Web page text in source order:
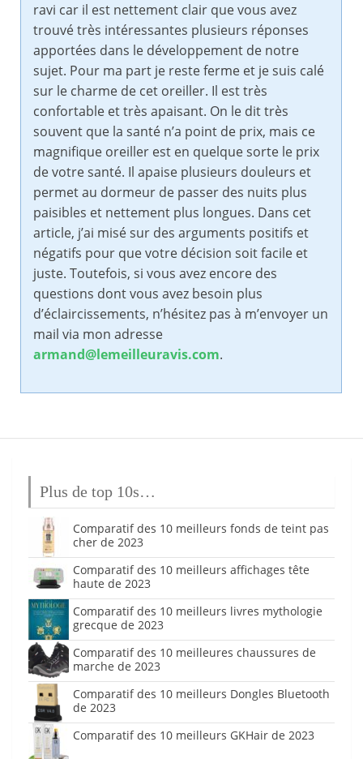
ravi car il est nettement clair que vous avez
trouvé très intéressantes plusieurs réponses
apportées dans le développement de notre
sujet. Pour ma part je reste ferme et je suis calé
sur le charme de cet oreiller. Il est très
confortable et très apaisant. On le dit très
souvent que la santé n’a point de prix, mais ce
magnifique oreiller est en quelque sorte le prix
de votre santé. Il apaise plusieurs douleurs et
permet au dormeur de passer des nuits plus
paisibles et nettement plus longues. Dans cet
article, j’ai misé sur des arguments positifs et
négatifs pour que votre décision soit facile et
juste. Toutefois, si vous avez encore des
questions dont vous avez besoin plus
d’éclaircissements, n’hésitez pas à m’envoyer un
mail via mon adresse
armand@lemeilleuravis.com.
Plus de top 10s…
Comparatif des 10 meilleurs fonds de teint pas
cher de 2023
Comparatif des 10 meilleurs affichages tête
haute de 2023
Comparatif des 10 meilleurs livres mythologie
grecque de 2023
Comparatif des 10 meilleures chaussures de
marche de 2023
Comparatif des 10 meilleurs Dongles Bluetooth
de 2023
Comparatif des 10 meilleurs GKHair de 2023